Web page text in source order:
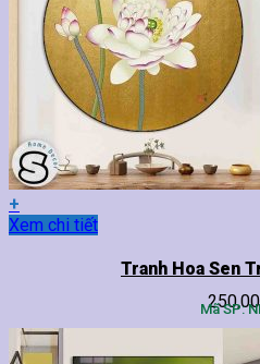
+
Sản
biến
thể.
Xem chi tiết
Tranh Hoa Sen
Mã SP: